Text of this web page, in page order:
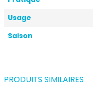
Usage
Saison
PRODUITS SIMILAIRES